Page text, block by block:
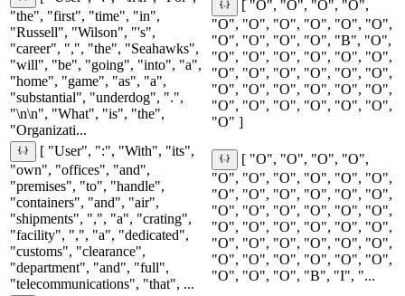
"the", "first", "time", "in",
"Russell", "Wilson", "'s",
"career", ",", "the", "Seahawks",
"will", "be", "going", "into", "a",
"home", "game", "as", "a",
"substantial", "underdog", ".",
"\n\n", "What", "is", "the",
"Organizati...
[ "O", "O", "O", "O",
"O", "O", "O", "O", "O", "O",
"O", "O", "O", "O", "B", "O",
"O", "O", "O", "O", "O", "O",
"O", "O", "O", "O", "O", "O",
"O", "O", "O", "O", "O", "O",
"O", "O", "O", "O", "O", "O",
"O" ]
[ "User", ":", "With", "its",
"own", "offices", "and",
"premises", "to", "handle",
"containers", "and", "air",
"shipments", ",", "a", "crating",
"facility", ",", "a", "dedicated",
"customs", "clearance",
"department", "and", "full",
"telecommunications", "that", ...
[ "O", "O", "O", "O",
"O", "O", "O", "O", "O", "O",
"O", "O", "O", "O", "O", "O",
"O", "O", "O", "O", "O", "O",
"O", "O", "O", "O", "O", "O",
"O", "O", "O", "O", "O", "O",
"O", "O", "O", "O", "O", "O",
"O", "O", "O", "B", "I", "...